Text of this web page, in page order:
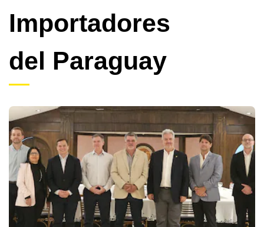
Importadores
del Paraguay